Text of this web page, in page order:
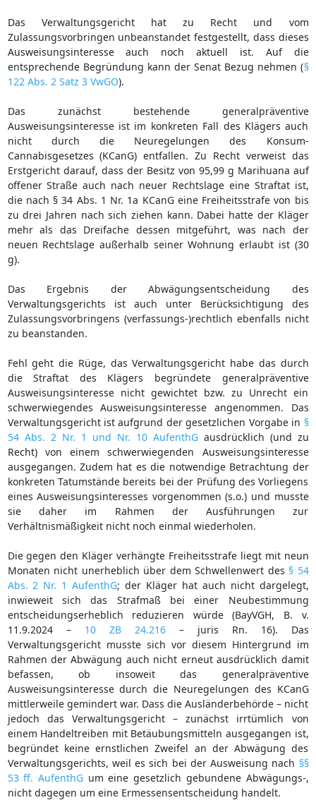
Das Verwaltungsgericht hat zu Recht und vom
Zulassungsvorbringen unbeanstandet festgestellt, dass dieses
Ausweisungsinteresse auch noch aktuell ist. Auf die
entsprechende Begründung kann der Senat Bezug nehmen (§
122 Abs. 2 Satz 3 VwGO).
Das zunächst bestehende generalpräventive
Ausweisungsinteresse ist im konkreten Fall des Klägers auch
nicht durch die Neuregelungen des Konsum-
Cannabisgesetzes (KCanG) entfallen. Zu Recht verweist das
Erstgericht darauf, dass der Besitz von 95,99 g Marihuana auf
offener Straße auch nach neuer Rechtslage eine Straftat ist,
die nach § 34 Abs. 1 Nr. 1a KCanG eine Freiheitsstrafe von bis
zu drei Jahren nach sich ziehen kann. Dabei hatte der Kläger
mehr als das Dreifache dessen mitgeführt, was nach der
neuen Rechtslage außerhalb seiner Wohnung erlaubt ist (30
g).
Das Ergebnis der Abwägungsentscheidung des
Verwaltungsgerichts ist auch unter Berücksichtigung des
Zulassungsvorbringens (verfassungs-)rechtlich ebenfalls nicht
zu beanstanden.
Fehl geht die Rüge, das Verwaltungsgericht habe das durch
die Straftat des Klägers begründete generalpräventive
Ausweisungsinteresse nicht gewichtet bzw. zu Unrecht ein
schwerwiegendes Ausweisungsinteresse angenommen. Das
Verwaltungsgericht ist aufgrund der gesetzlichen Vorgabe in §
54 Abs. 2 Nr. 1 und Nr. 10 AufenthGausdrücklich (und zu
Recht) von einem schwerwiegenden Ausweisungsinteresse
ausgegangen. Zudem hat es die notwendige Betrachtung der
konkreten Tatumstände bereits bei der Prüfung des Vorliegens
eines Ausweisungsinteresses vorgenommen (s.o.) und musste
sie daher im Rahmen der Ausführungen zur
Verhältnismäßigkeit nicht noch einmal wiederholen.
Die gegen den Kläger verhängte Freiheitsstrafe liegt mit neun
Monaten nicht unerheblich über dem Schwellenwert des § 54
Abs. 2 Nr. 1 AufenthG; der Kläger hat auch nicht dargelegt,
inwieweit sich das Strafmaß bei einer Neubestimmung
entscheidungserheblich reduzieren würde (BayVGH, B. v.
11.9.2024 – 10 ZB 24.216– juris Rn. 16). Das
Verwaltungsgericht musste sich vor diesem Hintergrund im
Rahmen der Abwägung auch nicht erneut ausdrücklich damit
befassen, ob insoweit das generalpräventive
Ausweisungsinteresse durch die Neuregelungen des KCanG
mittlerweile gemindert war. Dass die Ausländerbehörde – nicht
jedoch das Verwaltungsgericht – zunächst irrtümlich von
einem Handeltreiben mit Betäubungsmitteln ausgegangen ist,
begründet keine ernstlichen Zweifel an der Abwägung des
Verwaltungsgerichts, weil es sich bei der Ausweisung nach §§
53 ff. AufenthGum eine gesetzlich gebundene Abwägungs-,
nicht dagegen um eine Ermessensentscheidung handelt.